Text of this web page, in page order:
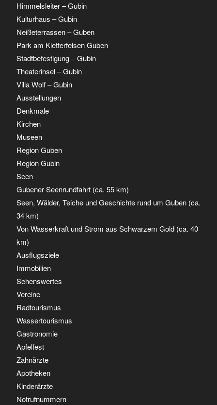
Himmelsleiter – Gubin
Kulturhaus – Gubin
Neißeterrassen – Guben
Park am Kletterfelsen Guben
Stadtbefestigung – Gubin
Theaterinsel – Gubin
Villa Wolf – Gubin
Ausstellungen
Denkmale
Kirchen
Museen
Region Guben
Region Gubin
Seen
Gubener Seenrundfahrt (ca. 55 km)
Seen, Wälder, Teiche und Geschichte rund um Guben (ca.
34 km)
Von Wasserkraft und Strom aus Schwarzem Gold (ca. 40
km)
Ausflugsziele
Immobilien
Sehenswertes
Vereine
Radtourismus
Wassertourismus
Gastronomie
Apfelfest
Zahnärzte
Apotheken
Kinderärzte
Notrufnummern